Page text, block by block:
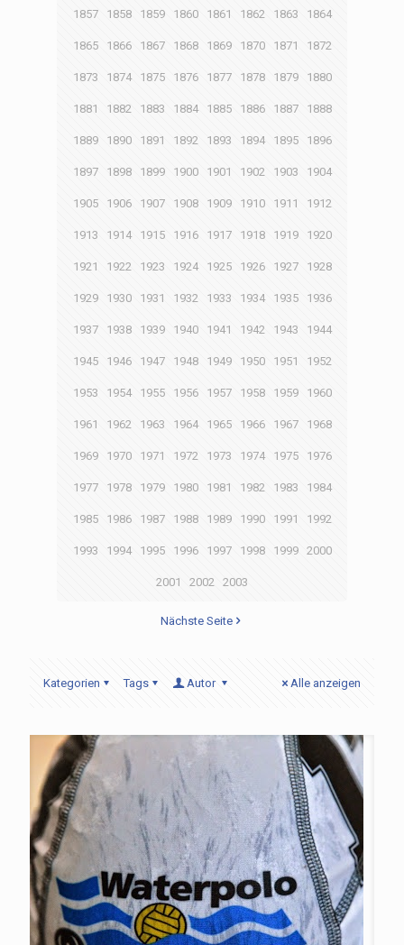
1857 1858 1859 1860 1861 1862 1863 1864
1865 1866 1867 1868 1869 1870 1871 1872
1873 1874 1875 1876 1877 1878 1879 1880
1881 1882 1883 1884 1885 1886 1887 1888
1889 1890 1891 1892 1893 1894 1895 1896
1897 1898 1899 1900 1901 1902 1903 1904
1905 1906 1907 1908 1909 1910 1911 1912
1913 1914 1915 1916 1917 1918 1919 1920
1921 1922 1923 1924 1925 1926 1927 1928
1929 1930 1931 1932 1933 1934 1935 1936
1937 1938 1939 1940 1941 1942 1943 1944
1945 1946 1947 1948 1949 1950 1951 1952
1953 1954 1955 1956 1957 1958 1959 1960
1961 1962 1963 1964 1965 1966 1967 1968
1969 1970 1971 1972 1973 1974 1975 1976
1977 1978 1979 1980 1981 1982 1983 1984
1985 1986 1987 1988 1989 1990 1991 1992
1993 1994 1995 1996 1997 1998 1999 2000
2001 2002 2003
Nächste Seite
Kategorien Tags Autor Alle anzeigen